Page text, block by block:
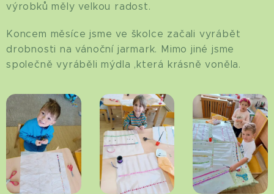
výrobků měly velkou radost.
Koncem měsíce jsme ve školce začali vyrábět
drobnosti na vánoční jarmark. Mimo jiné jsme
společně vyráběli mýdla ,která krásně voněla.